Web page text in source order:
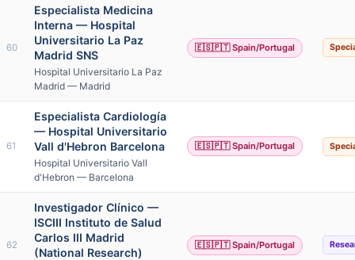
60
Especialista Medicina
Interna — Hospital
Universitario La Paz
Madrid SNS
Hospital Universitario La Paz
Madrid — Madrid
🇪🇸🇵🇹 Spain/Portugal
61
Especialista Cardiología
— Hospital Universitario
Vall d'Hebron Barcelona
Hospital Universitario Vall
d'Hebron — Barcelona
🇪🇸🇵🇹 Spain/Portugal
62
Investigador Clínico —
ISCIII Instituto de Salud
Carlos III Madrid
(National Research)
🇪🇸🇵🇹 Spain/Portugal